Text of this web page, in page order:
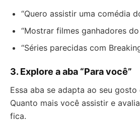
“Quero assistir uma comédia
“Mostrar filmes ganhadores do
“Séries parecidas com
3. Explore a aba “Para você”
Essa aba se adapta ao seu
Quanto mais você assistir e
fica.